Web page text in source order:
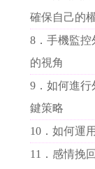
確保自己的
8． 手機監控
的視角
9． 如何進行
鍵策略
10． 如何運
11． 感情挽